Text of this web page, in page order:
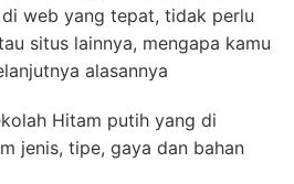
web yang tepat, tidak perlu
situs lainnya, mengapa kamu
alasannya
Hitam putih yang di
jenis, tipe, gaya dan bahan